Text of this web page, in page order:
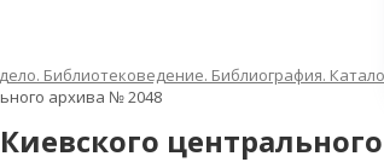
Библиотековедение. Библиография.
архива № 2048